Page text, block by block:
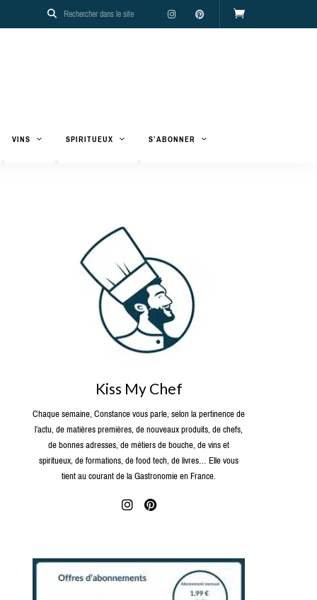
VINS SPIRITUEUX S’ABONNER
Kiss My Chef
Chaque semaine, Constance vous parle, selon la pertinence de
l’actu, de matières premières, de nouveaux produits, de chefs,
de bonnes adresses, de métiers de bouche, de vins et
spiritueux, de formations, de food tech, de livres… Elle vous
tient au courant de la Gastronomie en France.